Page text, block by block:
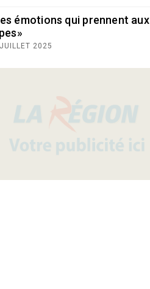
émotions qui prennent aux
2025